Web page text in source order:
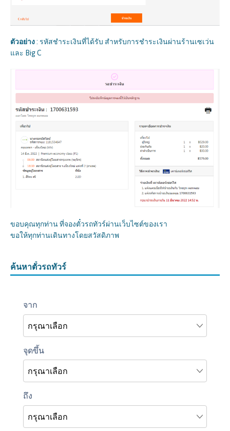
ตัวอย่าง: รหัสชำระเงินที่ได้รับ สำหรับการชำระเงินผ่านร้านเซเว่น
และ Big C
ขอบคุณทุกท่าน ที่จองตั๋วรถทัวร์ผ่านเว็บไซต์ของเรา
ขอให้ทุกท่านเดินทางโดยสวัสดิภาพ
ค้นหาตั๋วรถทัวร์